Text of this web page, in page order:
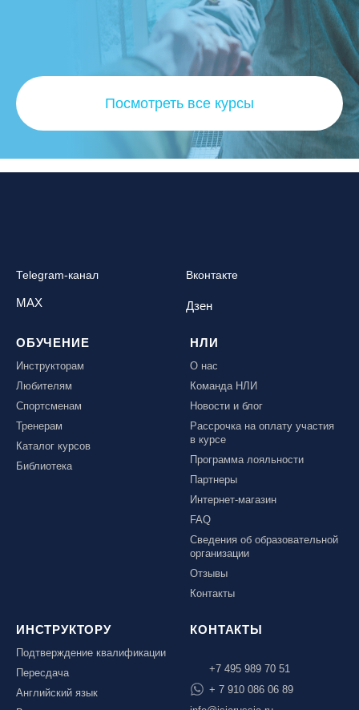
Посмотреть все курсы
Telegram-канал Вконтакте
MAX Дзен
ОБУЧЕНИЕ
Инструкторам
Любителям
Спортсменам
Тренерам
Каталог курсов
Библиотека
НЛИ
О нас
Команда НЛИ
Новости и блог
Рассрочка на оплату участия
в курсе
Программа лояльности
Партнеры
Интернет-магазин
FAQ
Сведения об образовательной
организации
Отзывы
Контакты
ИНСТРУКТОРУ
Подтверждение квалификации
Пересдача
Английский язык
КОНТАКТЫ
+7 495 989 70 51
+ 7 910 086 06 89